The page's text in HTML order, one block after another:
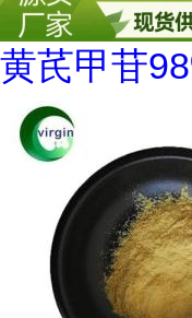
黄芪甲苷